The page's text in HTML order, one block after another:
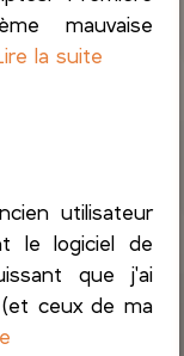
mauvaise
la suite
utilisateur
le logiciel de
que j'ai
ceux de ma